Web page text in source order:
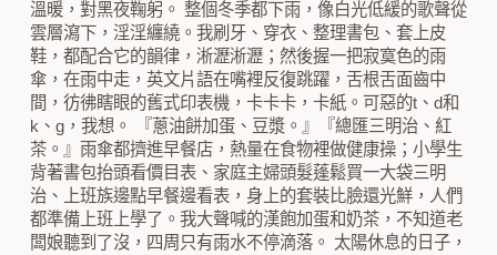
溫暖，對黑夜鞠躬。 整個冬季都下雨，像白光低緩的歌聲從
雲層瀉下，淫淫纏繞。我刷牙、穿衣、整理書包、套上皮
鞋，都配合它的韻律，淅瀝淅瀝；然後握一把寂寞色的雨
傘，在雨中走，英文片語在嘴裡反復跳躍，舌根舌面齒中
間，彷彿瞎眼的舊式印表機，卡卡卡，卡紙。可惡的t、d和
k、g，我想。 『蔥油餅加蛋、豆漿。』『總匯三明治、紅
茶。』雨傘都擠進早餐店，熱量在食物裡做健康操；小學生
背著書包抬頭看價目表、家庭主婦頭髮蓬鬆買一大袋三明
治、上班族邊點早餐邊看表，身上的套裝比臉還光鮮，人們
都準備上班上學了。我大聲喊的漢飽加蛋和奶茶，不知道老
闆娘聽到了沒，四周只有雨水不停滴落。 太陽休息的日子，